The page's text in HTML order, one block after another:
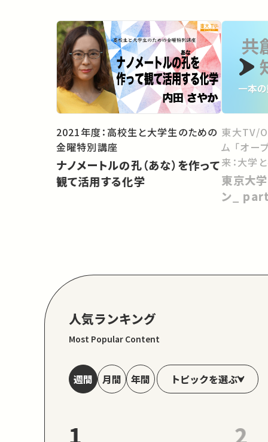
2021年度：高校生と大学生のための
金曜特別講座
ナノメートルの孔（あな）を作って
観て活用する化学
東大TV/
ム 「オー
来：大学
向けて」
東京大
ン_
人気ランキング
Most Popular Content
週間 月間 年間 トピックを選ぶ
1 2